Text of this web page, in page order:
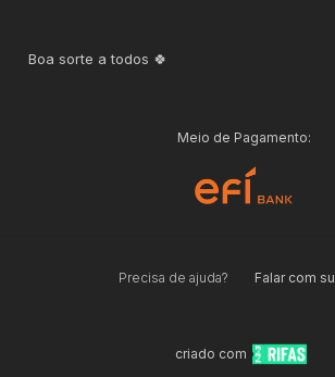
Boa sorte a todos 🍀
Meio de Pagamento:
Precisa de ajuda? Falar com
criado com